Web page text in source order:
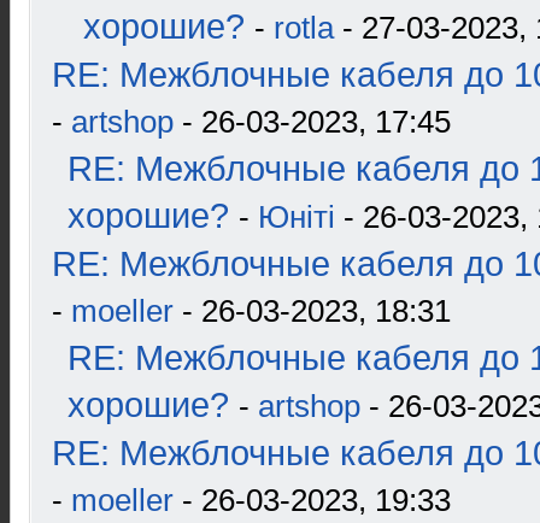
хорошие? - rotla- 27-03-2023,
RE: Межблочные кабеля до
- artshop - 26-03-2023, 17:45
RE: Межблочные кабеля до
хорошие? - Юнiтi - 26-03-2023,
RE: Межблочные кабеля до
- moeller - 26-03-2023, 18:31
RE: Межблочные кабеля до
хорошие? - artshop - 26-03-
RE: Межблочные кабеля до
- moeller - 26-03-2023, 19:33